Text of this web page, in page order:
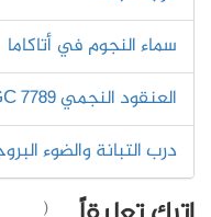
سماء النجوم في أتاكاما
العنقود النجمي NGC 7789: وردة كارولين
درب التبانة والضوء
(